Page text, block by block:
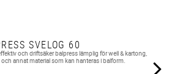
SVELOG 60
och driftsäker balpress lämplig för well & kartong,
annat material som kan hanteras i balform.